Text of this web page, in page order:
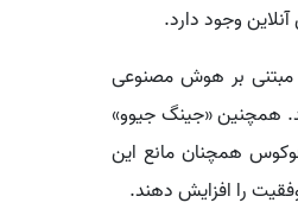
وجود دارد.
مبتنی بر هوش مصنوعی
همچنین «جینگ جیوو»
همچنان مانع این
را افزایش دهند.